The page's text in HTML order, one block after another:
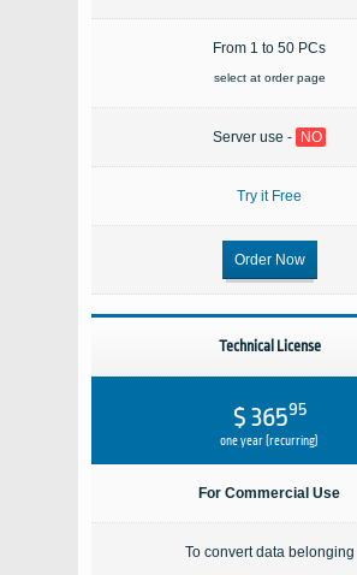
From 1 to 50 PCs
select at order page
Server use - NO
Try it Free
Order Now
Technical License
$ 36595
one year (recurring)
For Commercial Use
To convert data belonging